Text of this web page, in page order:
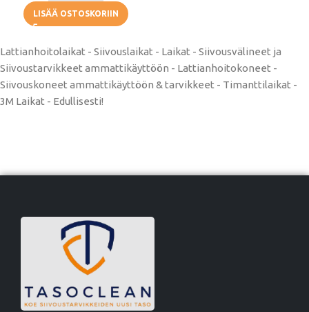
LISÄÄ OSTOSKORIIN
Lattianhoitolaikat - Siivouslaikat - Laikat - Siivousvälineet ja
Siivoustarvikkeet ammattikäyttöön - Lattianhoitokoneet -
Siivouskoneet ammattikäyttöön & tarvikkeet - Timanttilaikat -
3M Laikat - Edullisesti!